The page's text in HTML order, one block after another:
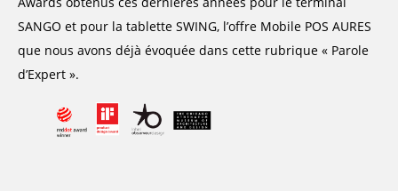
SANGO et pour la tablette SWING, l’offre Mobile POS AURES
que nous avons déjà évoquée dans cette rubrique « Parole
d’Expert ».